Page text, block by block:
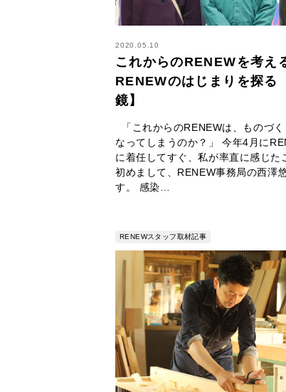
2020.05.10
これからのRENEWを考え
RENEWのはじまりを探る
鏡】
「これからのRENEWは、ものづく
なってしまうのか？」 今年4月に
に着任してすぐ、私が率直に感じた
初めまして、RENEW事務局の西澤
す。 感染…
RENEWスタッフ取材記事